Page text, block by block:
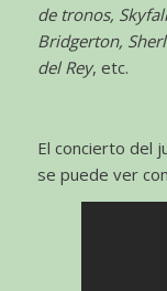
de tronos,
Bridgerton,
del Rey, etc.
El concierto del
se puede ver